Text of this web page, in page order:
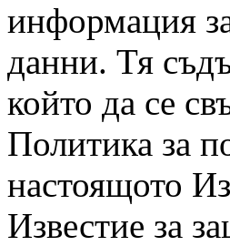
информация
данни. Тя
който да се
Политика за
настоящото
Известие за